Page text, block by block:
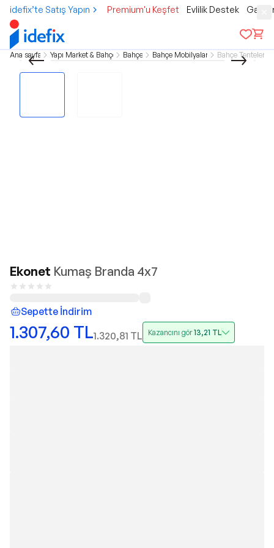
idefix’te Satış Yapın Premium'u Keşfet Evlilik Destek
Ana sayfa Yapı Market & Bahçe Bahçe Bahçe Mobilyaları Bahçe Tenteleri
Ekonet Kumaş Branda 4x7
Sepette İndirim
1.307,60 TL1.320,81 TL Kazancını gör13,21 TL